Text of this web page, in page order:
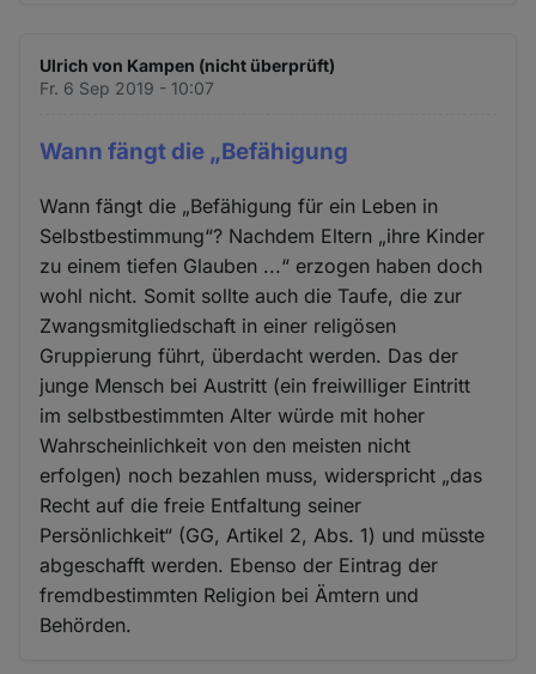
Ulrich von Kampen (nicht überprüft)
Fr. 6 Sep 2019 - 10:07
Wann fängt die „Befähigung
Wann fängt die „Befähigung für ein Leben in
Selbstbestimmung“? Nachdem Eltern „ihre Kinder
zu einem tiefen Glauben ...“ erzogen haben doch
wohl nicht. Somit sollte auch die Taufe, die zur
Zwangsmitgliedschaft in einer religösen
Gruppierung führt, überdacht werden. Das der
junge Mensch bei Austritt (ein freiwilliger Eintritt
im selbstbestimmten Alter würde mit hoher
Wahrscheinlichkeit von den meisten nicht
erfolgen) noch bezahlen muss, widerspricht „das
Recht auf die freie Entfaltung seiner
Persönlichkeit“ (GG, Artikel 2, Abs. 1) und müsste
abgeschafft werden. Ebenso der Eintrag der
fremdbestimmten Religion bei Ämtern und
Behörden.